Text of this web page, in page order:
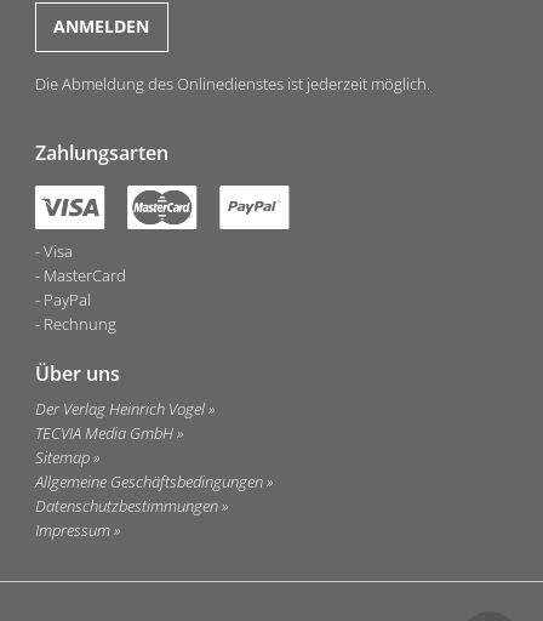
Die Abmeldung des Onlinedienstes ist jederzeit möglich.
Zahlungsarten
Visa
MasterCard
PayPal
Rechnung
Über uns
Der Verlag Heinrich Vogel
TECVIA Media GmbH
Sitemap
Allgemeine Geschäftsbedingungen
Datenschutzbestimmungen
Impressum